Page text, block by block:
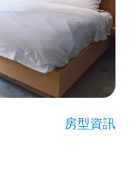
房型資訊